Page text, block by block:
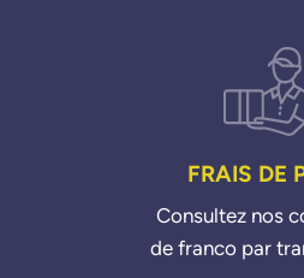
FRAIS DE
Consultez nos
de franco par